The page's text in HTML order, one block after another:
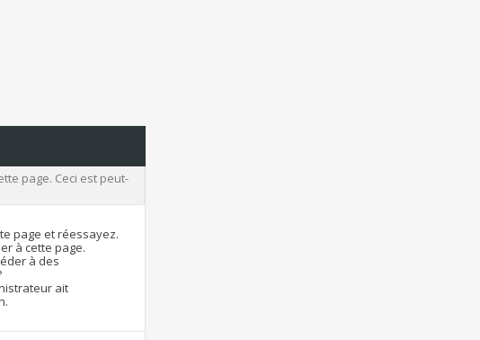
page. Ceci est peut-
page et réessayez.
à cette page.
à des
ait